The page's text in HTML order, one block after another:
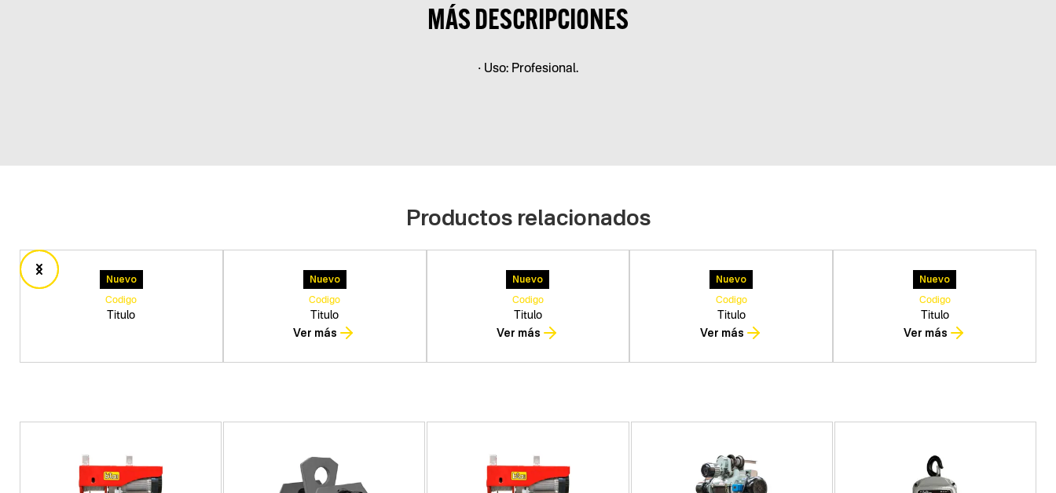
MÁS DESCRIPCIONES
• Uso: Profesional.
Productos relacionados
Nuevo
Titulo
Codigo
Nuevo
Titulo
Codigo
Ver más
Nuevo
Titulo
Codigo
Ver más
Nuevo
Titulo
Codigo
Ver más
Nuevo
Titulo
Codigo
Ver más